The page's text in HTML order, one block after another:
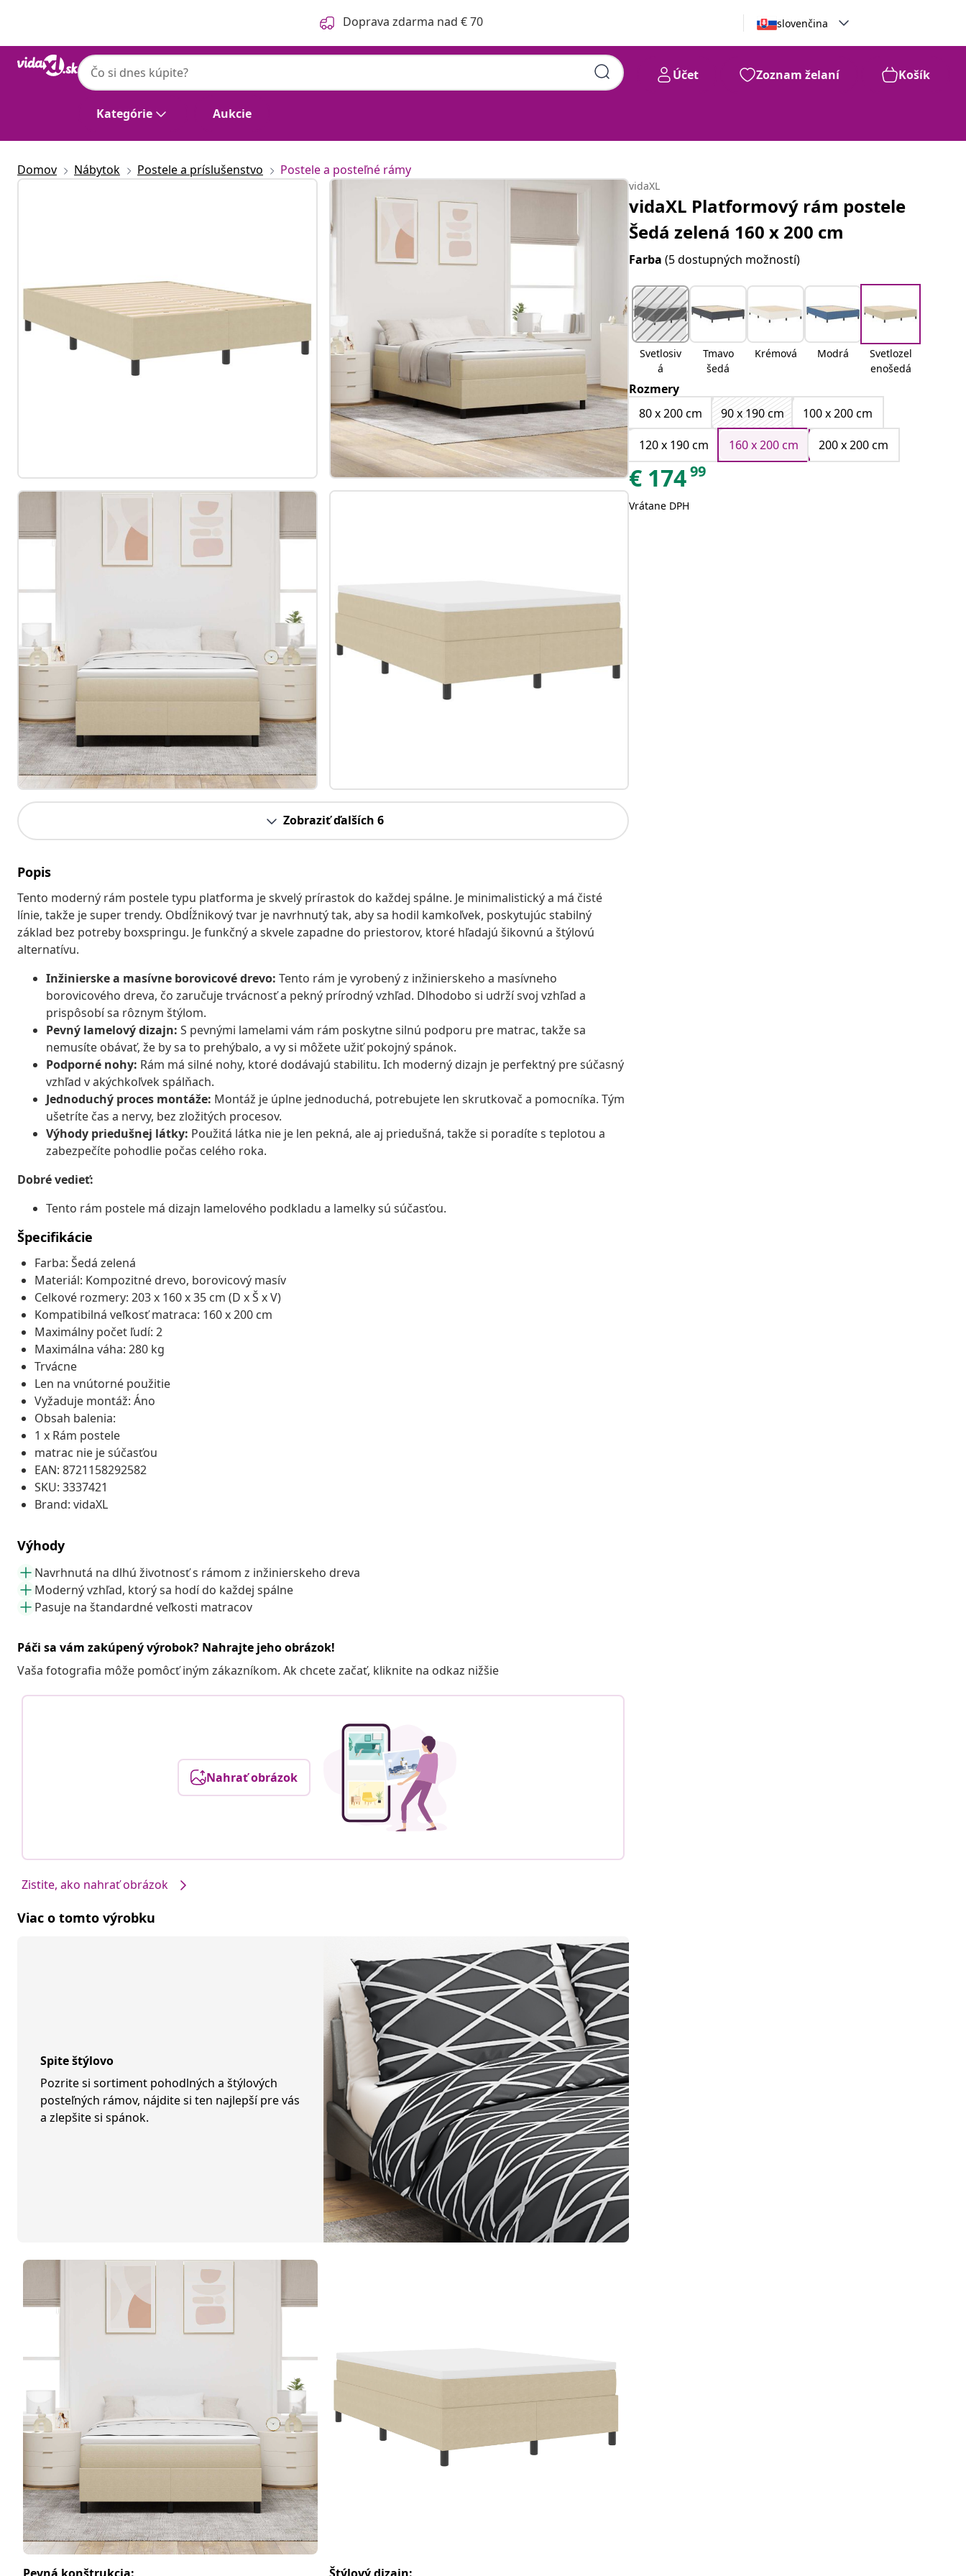
Doprava zdarma nad € 70 slovenčina
Kategórie Aukcie
Účet Zoznam želaní Košík
Domov Nábytok Postele a príslušenstvo Postele a posteľné rámy
Zobraziť ďalších 6
Popis
Tento moderný rám postele typu platforma je skvelý prírastok do každej spálne. Je minimalistický a má čisté
línie, takže je super trendy. Obdĺžnikový tvar je navrhnutý tak, aby sa hodil kamkoľvek, poskytujúc stabilný
základ bez potreby boxspringu. Je funkčný a skvele zapadne do priestorov, ktoré hľadajú šikovnú a štýlovú
alternatívu.
Inžinierske a masívne borovicové drevo: Tento rám je vyrobený z inžinierskeho a masívneho
borovicového dreva, čo zaručuje trvácnosť a pekný prírodný vzhľad. Dlhodobo si udrží svoj vzhľad a
prispôsobí sa rôznym štýlom.
Pevný lamelový dizajn: S pevnými lamelami vám rám poskytne silnú podporu pre matrac, takže sa
nemusíte obávať, že by sa to prehýbalo, a vy si môžete užiť pokojný spánok.
Podporné nohy: Rám má silné nohy, ktoré dodávajú stabilitu. Ich moderný dizajn je perfektný pre súčasný
vzhľad v akýchkoľvek spálňach.
Jednoduchý proces montáže: Montáž je úplne jednoduchá, potrebujete len skrutkovač a pomocníka. Tým
ušetríte čas a nervy, bez zložitých procesov.
Výhody priedušnej látky: Použitá látka nie je len pekná, ale aj priedušná, takže si poradíte s teplotou a
zabezpečíte pohodlie počas celého roka.
Dobré vedieť:
Tento rám postele má dizajn lamelového podkladu a lamelky sú súčasťou.
Špecifikácie
Farba: Šedá zelená
Materiál: Kompozitné drevo, borovicový masív
Celkové rozmery: 203 x 160 x 35 cm (D x Š x V)
Kompatibilná veľkosť matraca: 160 x 200 cm
Maximálny počet ľudí: 2
Maximálna váha: 280 kg
Trvácne
Len na vnútorné použitie
Vyžaduje montáž: Áno
Obsah balenia:
1 x Rám postele
matrac nie je súčasťou
EAN: 8721158292582
SKU: 3337421
Brand: vidaXL
Výhody
Navrhnutá na dlhú životnosť s rámom z inžinierskeho dreva
Moderný vzhľad, ktorý sa hodí do každej spálne
Pasuje na štandardné veľkosti matracov
Páči sa vám zakúpený výrobok? Nahrajte jeho obrázok!
Vaša fotografia môže pomôcť iným zákazníkom. Ak chcete začať, kliknite na odkaz nižšie
Nahrať obrázok
Zistite, ako nahrať obrázok
Viac o tomto výrobku
Spite štýlovo
Pozrite si sortiment pohodlných a štýlových
posteľných rámov, nájdite si ten najlepší pre vás
a zlepšite si spánok.
vidaXL
vidaXL Platformový rám postele
Šedá zelená 160 x 200 cm
Farba(5 dostupných možností)
Svetlosiv
á
Tmavo
šedá
Krémová Modrá
Svetlozel
enošedá
Rozmery
80 x 200 cm
90 x 190 cm
100 x 200 cm
120 x 190 cm
160 x 200 cm 200 x 200 cm
€ 17499
Vrátane DPH